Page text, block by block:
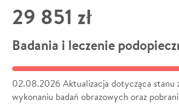
29 851 zł
Badania i leczenie
02.08.2026 Aktualizacja dotycząca stanu
wykonaniu badań obrazowych oraz